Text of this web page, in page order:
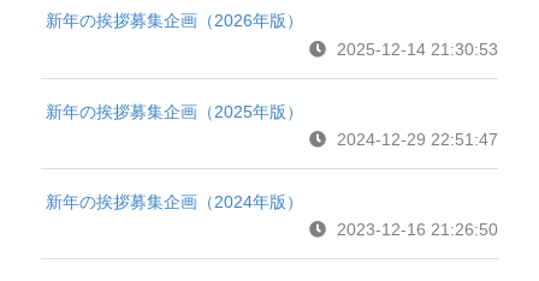
新年の挨拶募集企画（2026年版）
2025-12-14 21:30:53
新年の挨拶募集企画（2025年版）
2024-12-29 22:51:47
新年の挨拶募集企画（2024年版）
2023-12-16 21:26:50